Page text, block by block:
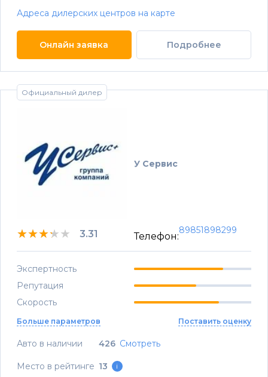
Адреса дилерских центров на карте
Онлайн заявка Подробнее
Официальный дилер
У Сервис
★★★★★
★★★★★
★★★★★ 3.31 Телефон:
89851898299
Экспертность
Репутация
Скорость
Больше параметров Поставить оценку
Авто в наличии 426 Смотреть
Место в рейтинге 13 i